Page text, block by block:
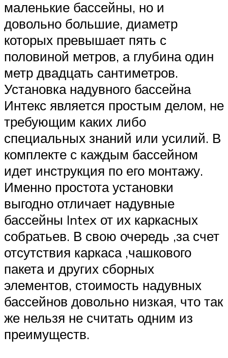
маленькие бассейны, но и
довольно большие, диаметр
которых превышает пять с
половиной метров, а глубина один
метр двадцать сантиметров.
Установка надувного бассейна
Интекс является простым делом, не
требующим каких либо
специальных знаний или усилий. В
комплекте с каждым бассейном
идет инструкция по его монтажу.
Именно простота установки
выгодно отличает надувные
бассейны Intex от их каркасных
собратьев. В свою очередь ,за счет
отсутствия каркаса ,чашкового
пакета и других сборных
элементов, стоимость надувных
бассейнов довольно низкая, что так
же нельзя не считать одним из
преимуществ.